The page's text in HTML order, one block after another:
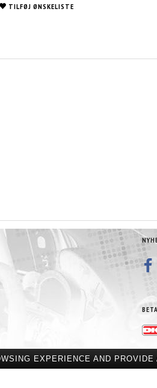
TILFØJ ØNSKELISTE
EXPERIENCE AND PROVIDE